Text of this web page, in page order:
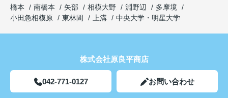
橋本
南橋本 矢部 相模大野 淵野辺
多摩境
小田急相模原
東林間 上溝 中央大学・明星大学
株式会社原良平商店
042-771-0127 お問い合わせ